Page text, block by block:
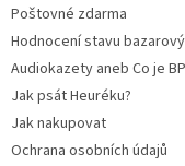
Poštovné zdarma
Hodnocení stavu
Audiokazety aneb Co je
Jak psát Heuréku?
Jak nakupovat
Ochrana osobních údajů